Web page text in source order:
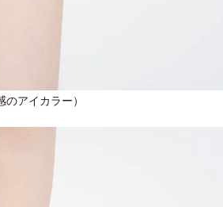
アイカラー）